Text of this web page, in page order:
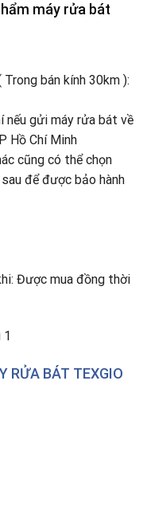
máy rửa bát
bán kính 30km ):
nếu gửi máy rửa bát về
Hồ Chí Minh
cũng có thể chọn
để được bảo hành
Được mua đồng thời
1
RỬA BÁT TEXGIO